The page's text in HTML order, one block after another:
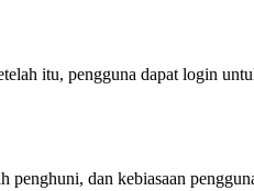
itu, pengguna dapat login
dan kebiasaan